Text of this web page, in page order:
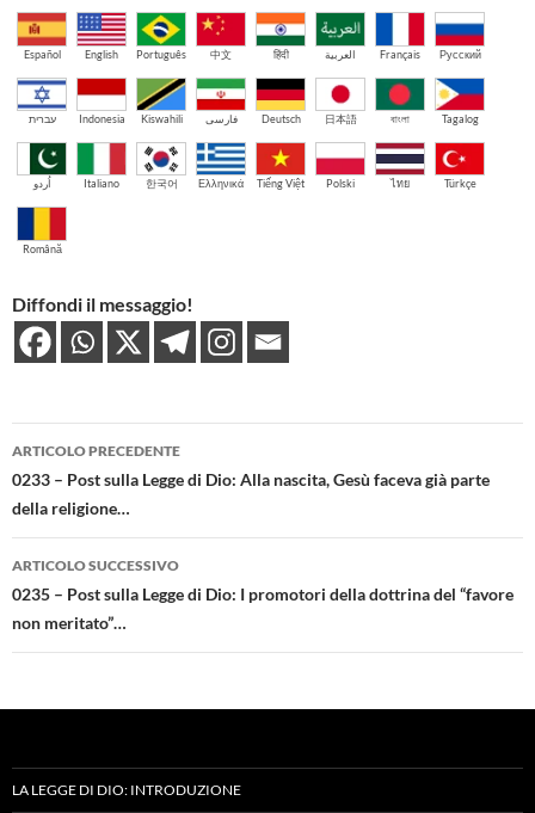
Español English Português 中文 हिंदी العربية Français Русский
עברית Indonesia Kiswahili فارسی Deutsch 日本語 বাংলা Tagalog
اُردو Italiano 한국어 Ελληνικά Tiếng Việt Polski ไทย Türkçe
Română
Diffondi il messaggio!
Navigazione
articolo
ARTICOLO PRECEDENTE
0233 – Post sulla Legge di Dio: Alla nascita, Gesù faceva già parte
della religione…
ARTICOLO SUCCESSIVO
0235 – Post sulla Legge di Dio: I promotori della dottrina del “favore
non meritato”…
LA LEGGE DI DIO: INTRODUZIONE